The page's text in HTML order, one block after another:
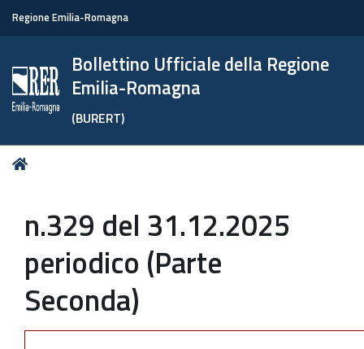
Regione Emilia-Romagna
Bollettino Ufficiale della Regione
Emilia-Romagna
(BURERT)
Tu
n.329 del 31.12.2025
periodico (Parte
Seconda)